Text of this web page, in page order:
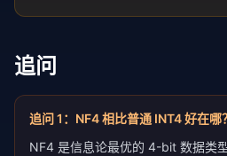
追问
追问1 ： NF4 相比普通 INT4 好在哪？
NF4 是信息论最优的 4-bit 数据类